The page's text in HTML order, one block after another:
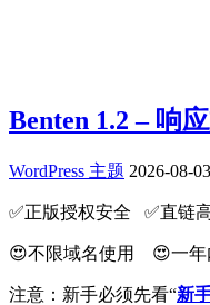
Benten 1.2 – 响
WordPress 主题 2026-08-03
✅️正版授权安全 ✅️直链
😍不限域名使用 😍一年
注意：新手必须先看“新